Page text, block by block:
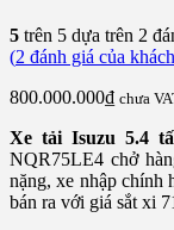
5 trên 5 dựa trên 2
(2 đánh giá của
800.000.000₫ chưa
Xe tải Isuzu 5.4
NQR75LE4 chở
nặng, xe nhập
bán ra với giá sắt xi